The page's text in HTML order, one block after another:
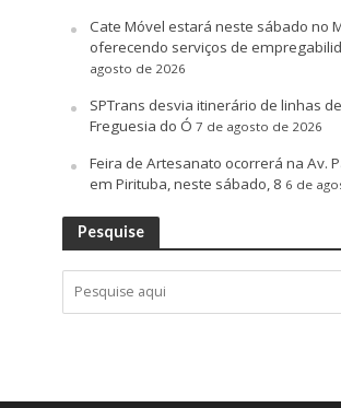
Cate Móvel estará neste sábado no
oferecendo serviços de
agosto de 2026
SPTrans desvia itinerário de linhas
Freguesia do Ó 7 de agosto de 2026
Feira de Artesanato ocorrerá na Av.
em Pirituba, neste sábado, 8 6 de
Pesquise